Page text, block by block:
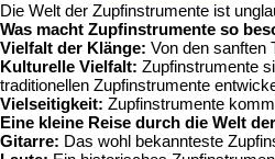
Die Welt der Zupfinstrumente ist
Was macht Zupfinstrumente so
Vielfalt der Klänge: Von den sanften
Kulturelle Vielfalt: Zupfinstrumente
traditionellen Zupfinstrumente
Vielseitigkeit: Zupfinstrumente
Eine kleine Reise durch die Welt
Gitarre: Das wohl bekannteste